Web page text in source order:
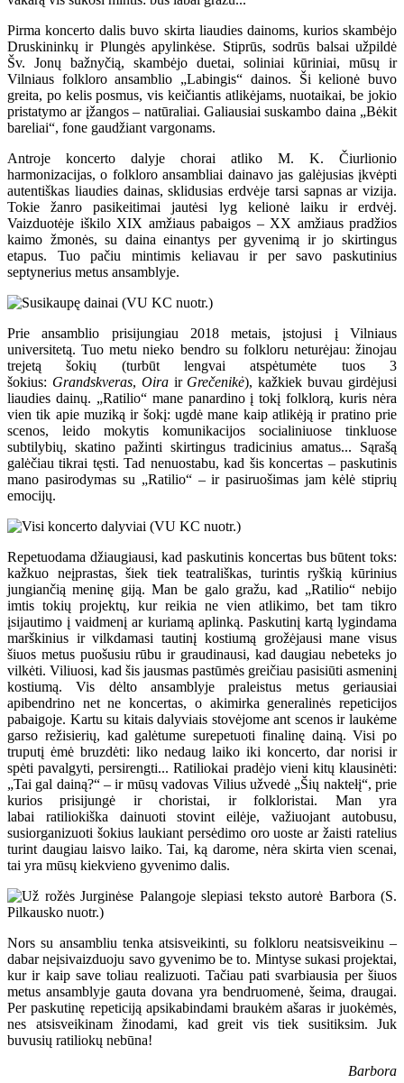
Pirma koncerto dalis buvo skirta liaudies dainoms, kurios skambėjo
Druskininkų ir Plungės apylinkėse. Stiprūs, sodrūs balsai užpildė
Šv. Jonų bažnyčią, skambėjo duetai, soliniai kūriniai, mūsų ir
Vilniaus folkloro ansamblio „Labingis“ dainos. Ši kelionė buvo
greita, po kelis posmus, vis keičiantis atlikėjams, nuotaikai, be jokio
pristatymo ar įžangos – natūraliai. Galiausiai suskambo daina „Bėkit
bareliai“, fone gaudžiant vargonams.
Antroje koncerto dalyje chorai atliko M. K. Čiurlionio
harmonizacijas, o folkloro ansambliai dainavo jas galėjusias įkvėpti
autentiškas liaudies dainas, sklidusias erdvėje tarsi sapnas ar vizija.
Tokie žanro pasikeitimai jautėsi lyg kelionė laiku ir erdvėj.
Vaizduotėje iškilo XIX amžiaus pabaigos – XX amžiaus pradžios
kaimo žmonės, su daina einantys per gyvenimą ir jo skirtingus
etapus. Tuo pačiu mintimis keliavau ir per savo paskutinius
septynerius metus ansamblyje.
Prie ansamblio prisijungiau 2018 metais, įstojusi į Vilniaus
universitetą. Tuo metu nieko bendro su folkloru neturėjau: žinojau
trejetą šokių (turbūt lengvai atspėtumėte tuos 3
šokius: Grandskveras, Oira ir Grečenikė), kažkiek buvau girdėjusi
liaudies dainų. „Ratilio“ mane panardino į tokį folklorą, kuris nėra
vien tik apie muziką ir šokį: ugdė mane kaip atlikėją ir pratino prie
scenos, leido mokytis komunikacijos socialiniuose tinkluose
subtilybių, skatino pažinti skirtingus tradicinius amatus... Sąrašą
galėčiau tikrai tęsti. Tad nenuostabu, kad šis koncertas – paskutinis
mano pasirodymas su „Ratilio“ – ir pasiruošimas jam kėlė stiprių
emocijų.
Repetuodama džiaugiausi, kad paskutinis koncertas bus būtent toks:
kažkuo neįprastas, šiek tiek teatrališkas, turintis ryškią kūrinius
jungiančią meninę giją. Man be galo gražu, kad „Ratilio“ nebijo
imtis tokių projektų, kur reikia ne vien atlikimo, bet tam tikro
įsijautimo į vaidmenį ar kuriamą aplinką. Paskutinį kartą lygindama
marškinius ir vilkdamasi tautinį kostiumą grožėjausi mane visus
šiuos metus puošusiu rūbu ir graudinausi, kad daugiau nebeteks jo
vilkėti. Viliuosi, kad šis jausmas pastūmės greičiau pasisiūti asmeninį
kostiumą. Vis dėlto ansamblyje praleistus metus geriausiai
apibendrino net ne koncertas, o akimirka generalinės repeticijos
pabaigoje. Kartu su kitais dalyviais stovėjome ant scenos ir laukėme
garso režisierių, kad galėtume surepetuoti finalinę dainą. Visi po
truputį ėmė bruzdėti: liko nedaug laiko iki koncerto, dar norisi ir
spėti pavalgyti, persirengti... Ratiliokai pradėjo vieni kitų klausinėti:
„Tai gal dainą?“ – ir mūsų vadovas Vilius užvedė „Šių naktełį“, prie
kurios prisijungė ir choristai, ir folkloristai. Man yra
labai ratiliokiška dainuoti stovint eilėje, važiuojant autobusu,
susiorganizuoti šokius laukiant persėdimo oro uoste ar žaisti ratelius
turint daugiau laisvo laiko. Tai, ką darome, nėra skirta vien scenai,
tai yra mūsų kiekvieno gyvenimo dalis.
Nors su ansambliu tenka atsisveikinti, su folkloru neatsisveikinu –
dabar neįsivaizduoju savo gyvenimo be to. Mintyse sukasi projektai,
kur ir kaip save toliau realizuoti. Tačiau pati svarbiausia per šiuos
metus ansamblyje gauta dovana yra bendruomenė, šeima, draugai.
Per paskutinę repeticiją apsikabindami braukėm ašaras ir juokėmės,
nes atsisveikinam žinodami, kad greit vis tiek susitiksim. Juk
buvusių ratiliokų nebūna!
Barbora